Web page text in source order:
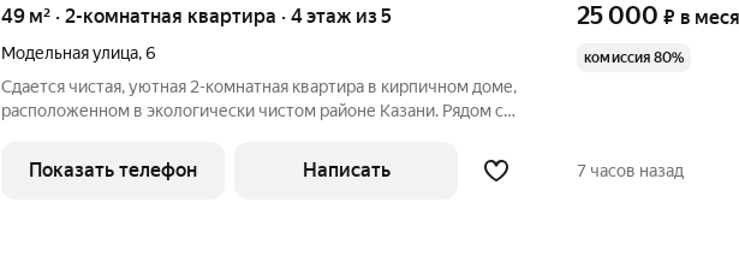
49 м² · 2-комнатная квартира · 4 этаж из 5
Модельная улица,6
Сдается чистая, уютная 2-комнатная квартира в кирпичном доме,
расположенном в экологически чистом районе Казани. Рядом с
аптека, остановка общественного транспорта, почта. В квартире
сделан
25 000 ₽ в
комиссия 80%
Показать телефон Написать 7 часов назад